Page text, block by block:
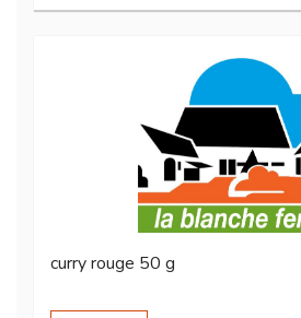
curry rouge 50 g